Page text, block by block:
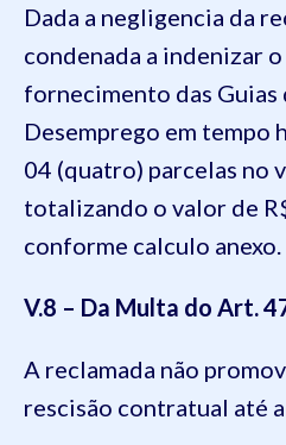
Dada a negligencia da
condenada a indenizar
fornecimento das Guias
Desemprego em tempo
04 (quatro) parcelas no
totalizando o valor de
conforme calculo anexo.
V.8 – Da Multa do Art.
A reclamada não
rescisão contratual até